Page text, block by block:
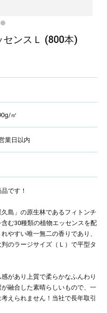
ンスＬ (800本)
㎡
業日以内
です！
島」の原生林であるフィトンチ
む30種類の植物エッセンスを配
やすい唯一無二の香りであり、
のラージサイズ（Ｌ）で平型タ
があり上質で柔らかなふんわり
融合した素晴らしいもので、一
えられません！当社で長年取引